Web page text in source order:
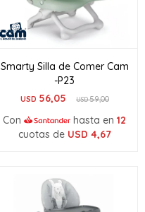
Smarty Silla de Comer Cam
-P23
USD 56,05 USD59,00
Con hasta en 12
cuotas de USD 4,67